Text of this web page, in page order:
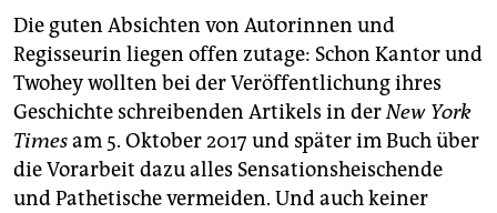
Die guten Absichten von Autorinnen und
Regisseurin liegen offen zutage: Schon Kantor und
Twohey wollten bei der Veröffentlichung ihres
Geschichte schreibenden Artikels in derNew York
Timesam 5. Oktober 2017 und später im Buch über
die Vorarbeit dazu alles Sensationsheischende
und Pathetische vermeiden. Und auch keiner